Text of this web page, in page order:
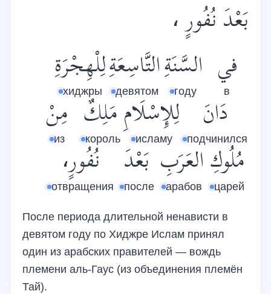
بَعْدَ نُفُورٍ ،
في
в
السَّنَةِ
году
التَّاسِعَةِ
девятом
لِلْهِجْرَةِ
хиджры
دَانَ
подчинился
لِلإِسْلَامِ
исламу
مَلِكٌ
король
مِنْ
из
مُلُوكِ
царей
العَرَبِ
арабов
بَعْدَ
после
نُفُورٍ،
отвращения
После периода длительной ненависти в
девятом году по Хиджре Ислам принял
один из арабских правителей — вождь
племени аль-Гаус (из объединения племён
Тай).